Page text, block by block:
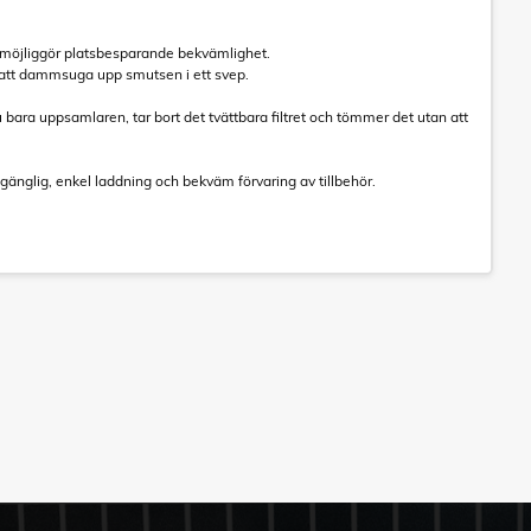
platsbesparande bekvämlighet.
dammsuga upp smutsen i ett svep.
uppsamlaren, tar bort det tvättbara filtret och tömmer det utan att
enkel laddning och bekväm förvaring av tillbehör.